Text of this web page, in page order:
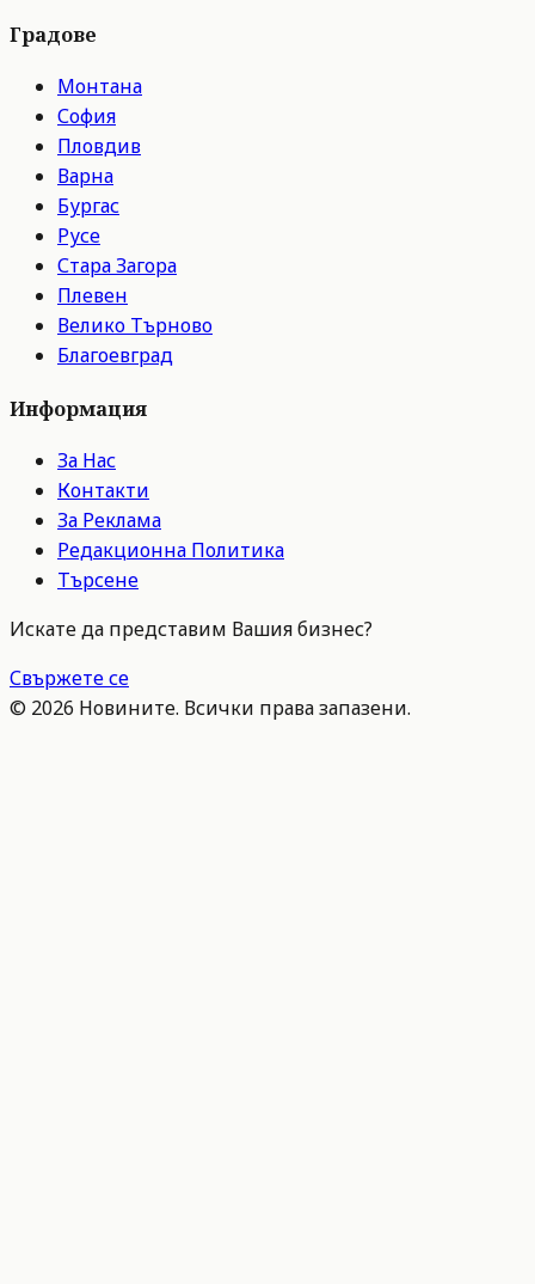
Градове
Монтана
София
Пловдив
Варна
Бургас
Русе
Стара Загора
Плевен
Велико Търново
Благоевград
Информация
За Нас
Контакти
За Реклама
Редакционна Политика
Търсене
Искате да представим Вашия бизнес?
Свържете се
© 2026 Новините. Всички права запазени.